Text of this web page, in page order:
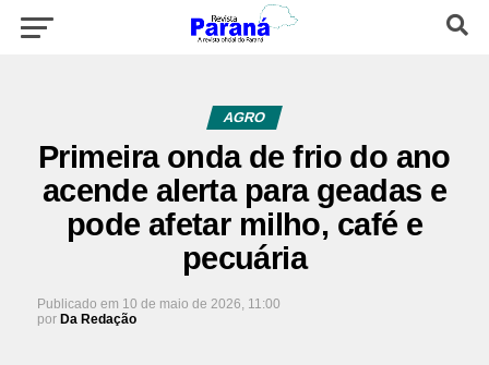
AGRO
Primeira onda de frio do ano
acende alerta para geadas e
pode afetar milho, café e
pecuária
Publicado em 10 de maio de 2026, 11:00
por Da Redação